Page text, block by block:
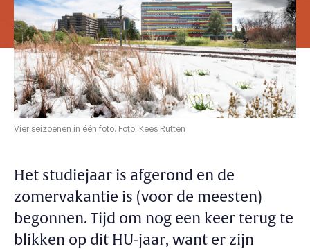
Vier seizoenen in één foto. Foto: Kees Rutten
Het studiejaar is afgerond en de
zomervakantie is (voor de meesten)
begonnen. Tijd om nog een keer terug te
blikken op dit HU-jaar, want er zijn